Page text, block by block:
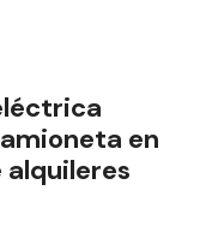
en
alquileres